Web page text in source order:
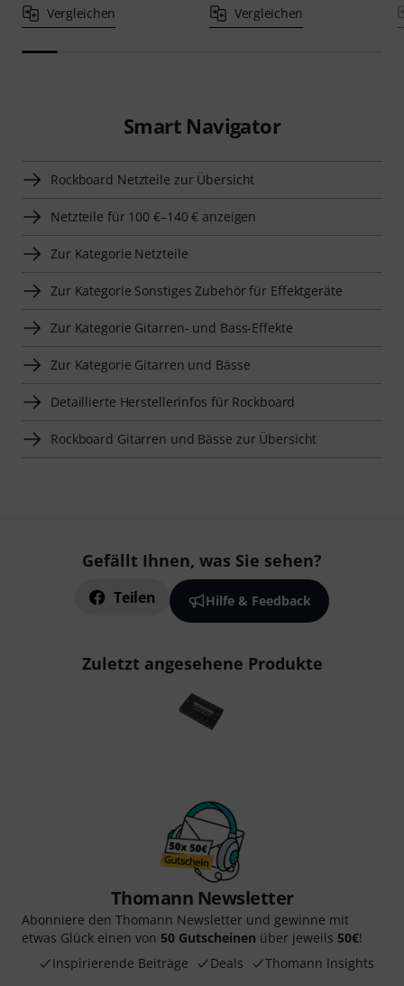
Vergleichen Vergleichen
Smart Navigator
Rockboard Netzteile zur Übersicht
Netzteile für 100 €–140 € anzeigen
Zur Kategorie Netzteile
Zur Kategorie Sonstiges Zubehör für Effektgeräte
Zur Kategorie Gitarren- und Bass-Effekte
Zur Kategorie Gitarren und Bässe
Detaillierte Herstellerinfos für Rockboard
Rockboard Gitarren und Bässe zur Übersicht
Gefällt Ihnen, was Sie sehen?
Teilen Hilfe & Feedback
Zuletzt angesehene Produkte
Thomann Newsletter
Abonniere den Thomann Newsletter und gewinne mit
etwas Glück einen von 50 Gutscheinen über jeweils 50€!
Inspirierende Beiträge
Deals Thomann Insights